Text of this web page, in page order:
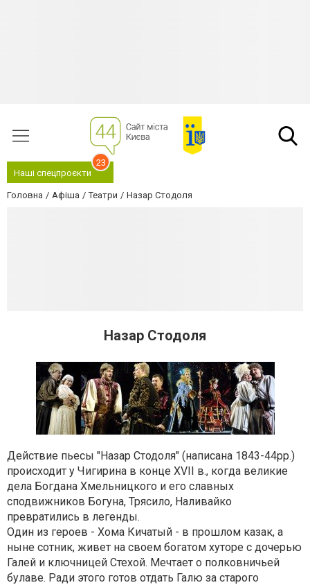
Наші спецпроєкти
23
Головна Афіша Театри Назар Стодоля
Назар Стодоля
Действие пьесы "Назар Стодоля" (написана 1843-44рр.)
происходит у Чигирина в конце XVII в., когда великие
дела Богдана Хмельницкого и его славных
сподвижников Богуна, Трясило, Наливайко
превратились в легенды.
Один из героев - Хома Кичатый - в прошлом казак, а
ныне сотник, живет на своем богатом хуторе с дочерью
Галей и ключницей Стехой. Мечтает о полковничьей
булаве. Ради этого готов отдать Галю за старого